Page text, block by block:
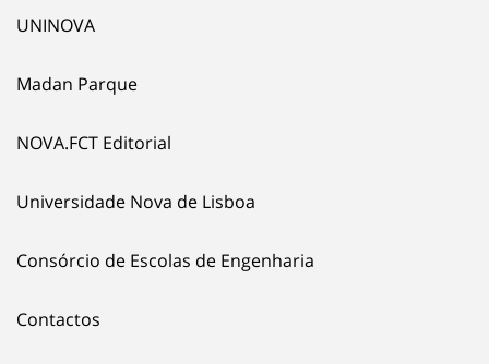
UNINOVA
Madan Parque
NOVA.FCT Editorial
Universidade Nova de Lisboa
Consórcio de Escolas de Engenharia
Contactos